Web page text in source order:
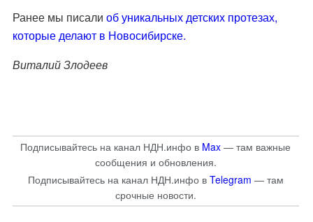
Ранее мы писали об уникальных детских протезах,
которые делают в Новосибирске.
Виталий Злодеев
Подписывайтесь на канал НДН.инфо в Max — там важные
сообщения и обновления.
Подписывайтесь на канал НДН.инфо в Telegram — там
срочные новости.